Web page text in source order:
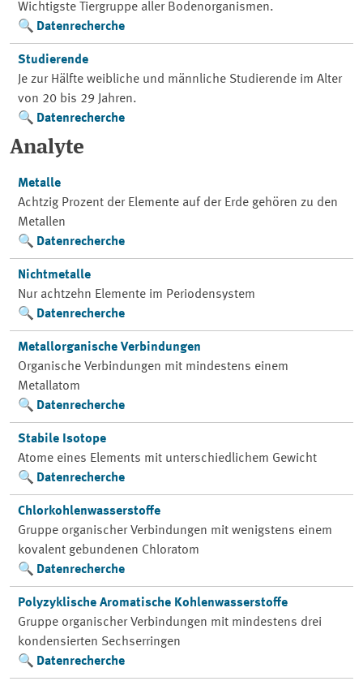
Wichtigste Tiergruppe aller Bodenorganismen.
Datenrecherche
Studierende
Je zur Hälfte weibliche und männliche Studierende im Alter
von 20 bis 29 Jahren.
Datenrecherche
Analyte
Metalle
Achtzig Prozent der Elemente auf der Erde gehören zu den
Metallen
Datenrecherche
Nichtmetalle
Nur achtzehn Elemente im Periodensystem
Datenrecherche
Metallorganische Verbindungen
Organische Verbindungen mit mindestens einem
Metallatom
Datenrecherche
Stabile Isotope
Atome eines Elements mit unterschiedlichem Gewicht
Datenrecherche
Chlorkohlenwasserstoffe
Gruppe organischer Verbindungen mit wenigstens einem
kovalent gebundenen Chloratom
Datenrecherche
Polyzyklische Aromatische Kohlenwasserstoffe
Gruppe organischer Verbindungen mit mindestens drei
kondensierten Sechserringen
Datenrecherche